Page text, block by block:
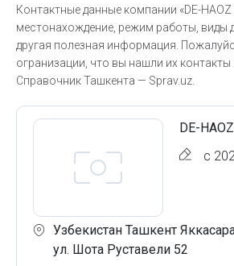
Контактные данные компании «DE-HAOZ
местонахождение, режим работы, виды
другая полезная информация.
огранизации, что вы нашли их контакты
Справочник Ташкента — Sprav.uz.
DE-
с
Узбекистан Ташкент
ул. Шота Руставели 52